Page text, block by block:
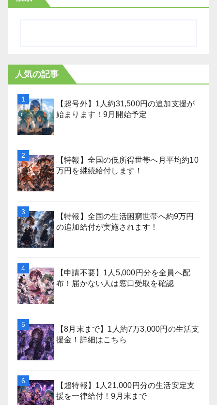
人気の記事
【超号外】1人約31,500円の追加支援が
始まります！9月開始予定
【特報】全国の低所得世帯へ月平均約10
万円を継続給付します！
【特報】全国の生活困窮世帯へ約9万円
の追加給付が実施されます！
【申請不要】1人5,000円分を全員へ配
布！届かない人は窓口受取を確認
【8月末まで】1人約7万3,000円の生活支
援金！詳細はこちら
【超特報】1人21,000円分の生活安定支
援を一律給付！9月末まで